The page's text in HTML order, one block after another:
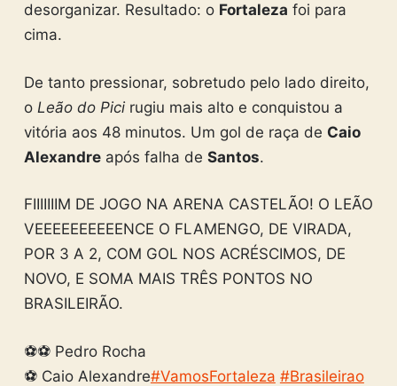
desorganizar. Resultado: o Fortaleza foi para
cima.
De tanto pressionar, sobretudo pelo lado direito,
o Leão do Picirugiu mais alto e conquistou a
vitória aos 48 minutos. Um gol de raça de Caio
Alexandreapós falha de Santos.
FIIIIIIIM DE JOGO NA ARENA CASTELÃO! O LEÃO
VEEEEEEEEEENCE O FLAMENGO, DE VIRADA,
POR 3 A 2, COM GOL NOS ACRÉSCIMOS, DE
NOVO, E SOMA MAIS TRÊS PONTOS NO
BRASILEIRÃO.
⚽⚽ Pedro Rocha
⚽ Caio Alexandre#VamosFortaleza #Brasileirao